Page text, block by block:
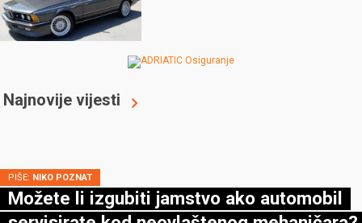
Najnovije vijesti
PIŠE: NIKO POZNAT
Možete li izgubiti jamstvo ako automobil